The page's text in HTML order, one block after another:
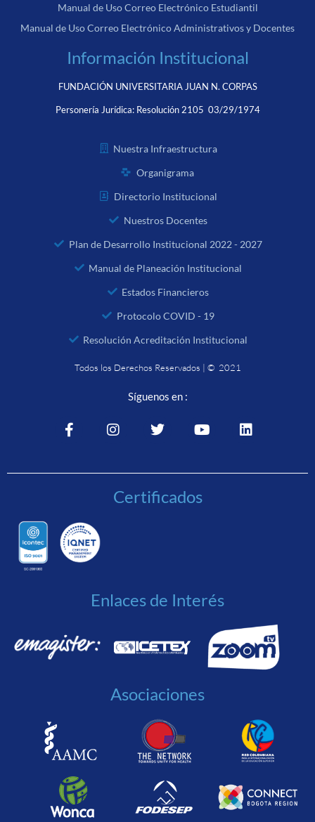
Manual de Uso Correo Electrónico Estudiantil
Manual de Uso Correo Electrónico Administrativos y Docentes
Información Institucional
FUNDACIÓN UNIVERSITARIA JUAN N. CORPAS
Personería Jurídica: Resolución 2105 03/29/1974
Nuestra Infraestructura
Organigrama
Directorio Institucional
Nuestros Docentes
Plan de Desarrollo Institucional 2022 - 2027
Manual de Planeación Institucional
Estados Financieros
Protocolo COVID - 19
Resolución Acreditación Institucional
Todos los Derechos Reservados | © 2021
Síguenos en :
Certificados
Enlaces de Interés
Asociaciones